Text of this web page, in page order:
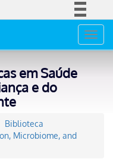
à informação
em Saúde
e do
Biblioteca
Microbiome, and